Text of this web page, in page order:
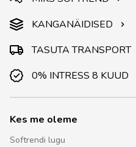
KANGANÄIDISED
TASUTA TRANSPORT
0% INTRESS 8 KUUD
Kes me oleme
Softrendi lugu